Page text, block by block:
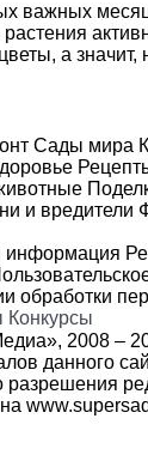
важных
а значит,
Сады мира
и вредители
информация
обработки
Конкурсы
2008 –
данного
разрешения